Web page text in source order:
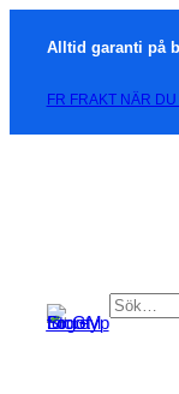
Alltid garanti på
FR FRAKT NÄR